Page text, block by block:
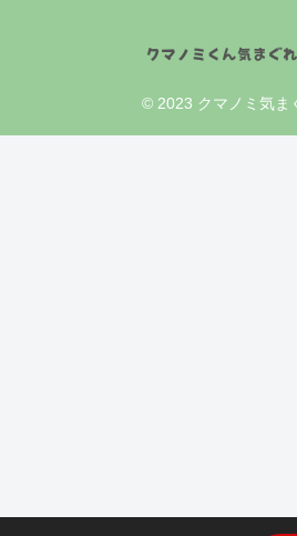
© 2023 クマノミ気ま